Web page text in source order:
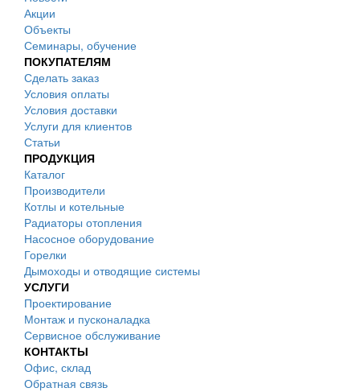
Акции
Объекты
Семинары, обучение
ПОКУПАТЕЛЯМ
Сделать заказ
Условия оплаты
Условия доставки
Услуги для клиентов
Статьи
ПРОДУКЦИЯ
Каталог
Производители
Котлы и котельные
Радиаторы отопления
Насосное оборудование
Горелки
Дымоходы и отводящие системы
УСЛУГИ
Проектирование
Монтаж и пусконаладка
Сервисное обслуживание
КОНТАКТЫ
Офис, склад
Обратная связь